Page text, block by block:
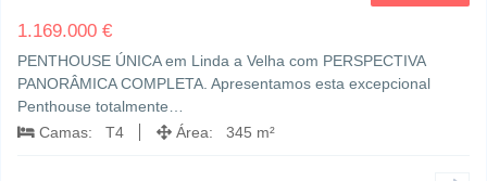
1.169.000 €
PENTHOUSE ÚNICA em Linda a Velha com PERSPECTIVA
PANORÂMICA COMPLETA. Apresentamos esta excepcional
Penthouse totalmente…
Camas: T4
Área: 345 m²